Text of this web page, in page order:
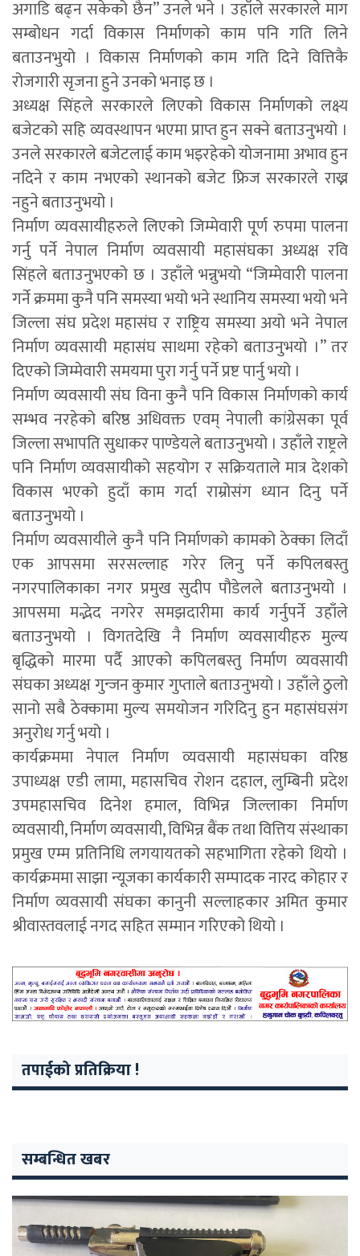
अगाडि बढ्न सकेको छैन” उनले भने । उहाँले सरकारले माग
सम्बोधन गर्दा विकास निर्माणको काम पनि गति लिने
बताउनभुयो । विकास निर्माणको काम गति दिने वित्तिकै
रोजगारी सृजना हुने उनको भनाइ छ ।
अध्यक्ष सिंहले सरकारले लिएको विकास निर्माणको लक्ष्य
बजेटको सहि व्यवस्थापन भएमा प्राप्त हुन सक्ने बताउनुभयो ।
उनले सरकारले बजेटलाई काम भइरहेको योजनामा अभाव हुन
नदिने र काम नभएको स्थानको बजेट फ्रिज सरकारले राख्न
नहुने बताउनुभयो ।
निर्माण व्यवसायीहरुले लिएको जिम्मेवारी पूर्ण रुपमा पालना
गर्नु पर्ने नेपाल निर्माण व्यवसायी महासंघका अध्यक्ष रवि
सिंहले बताउनुभएको छ । उहाँले भन्नुभयो “जिम्मेवारी पालना
गर्ने क्रममा कुनै पनि समस्या भयो भने स्थानिय समस्या भयो भने
जिल्ला संघ प्रदेश महासंघ र राष्ट्रिय समस्या अयो भने नेपाल
निर्माण व्यवसायी महासंघ साथमा रहेको बताउनुभयो ।” तर
दिएको जिम्मेवारी समयमा पुरा गर्नु पर्ने प्रष्ट पार्नु भयो ।
निर्माण व्यवसायी संघ विना कुनै पनि विकास निर्माणको कार्य
सम्भव नरहेको बरिष्ठ अधिवक्त एवम् नेपाली कांग्रेसका पूर्व
जिल्ला सभापति सुधाकर पाण्डेयले बताउनुभयो । उहाँले राष्ट्रले
पनि निर्माण व्यवसायीको सहयोग र सक्रियताले मात्र देशको
विकास भएको हुदाँ काम गर्दा राम्रोसंग ध्यान दिनु पर्ने
बताउनुभयो ।
निर्माण व्यवसायीले कुनै पनि निर्माणको कामको ठेक्का लिदाँ
एक आपसमा सरसल्लाह गरेर लिनु पर्ने कपिलबस्तु
नगरपालिकाका नगर प्रमुख सुदीप पौडेलले बताउनुभयो ।
आपसमा मद्भेद नगरेर समझदारीमा कार्य गर्नुपर्ने उहाँले
बताउनुभयो । विगतदेखि नै निर्माण व्यवसायीहरु मुल्य
बृद्धिको मारमा पर्दै आएको कपिलबस्तु निर्माण व्यवसायी
संघका अध्यक्ष गुन्जन कुमार गुप्ताले बताउनुभयो । उहाँले ठुलो
सानो सबै ठेक्कामा मुल्य समयोजन गरिदिनु हुन महासंघसंग
अनुरोध गर्नु भयो ।
कार्यक्रममा नेपाल निर्माण व्यवसायी महासंघका वरिष्ठ
उपाध्यक्ष एडी लामा, महासचिव रोशन दहाल, लुम्बिनी प्रदेश
उपमहासचिव दिनेश हमाल, विभिन्न जिल्लाका निर्माण
व्यवसायी, निर्माण व्यवसायी, विभिन्न बैंक तथा वित्तिय संस्थाका
प्रमुख एम्म प्रतिनिधि लगयायतको सहभागिता रहेको थियो ।
कार्यक्रममा साझा न्यूजका कार्यकारी सम्पादक नारद कोहार र
निर्माण व्यवसायी संघका कानुनी सल्लाहकार अमित कुमार
श्रीवास्तवलाई नगद सहित सम्मान गरिएको थियो ।
तपाईको प्रतिक्रिया !
सम्बन्धित खबर